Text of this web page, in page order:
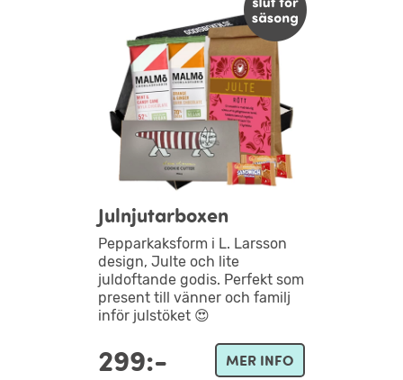
Julnjutarboxen
Pepparkaksform i L. Larsson
design, Julte och lite
juldoftande godis. Perfekt som
present till vänner och familj
inför julstöket 😍
299:- MER INFO